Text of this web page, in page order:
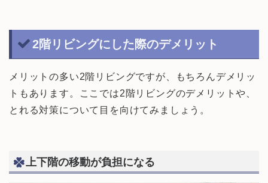
2階リビングにした際のデメリット
メリットの多い2階リビングですが、もちろんデメリッ
トもあります。ここでは2階リビングのデメリットや、
とれる対策について目を向けてみましょう。
上下階の移動が負担になる